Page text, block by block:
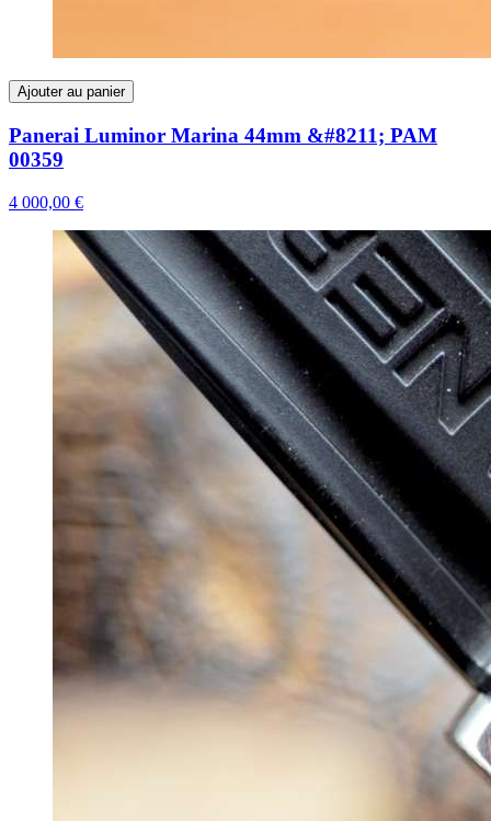
Ajouter au panier
Panerai Luminor Marina 44mm &#8211; PAM
00359
4 000,00 €